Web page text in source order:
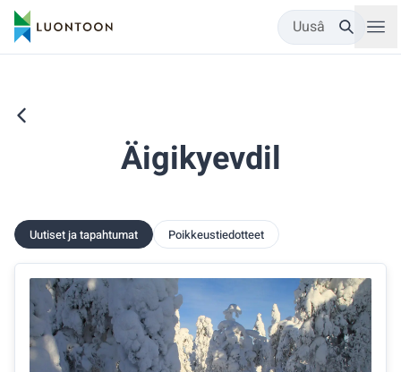
Uusâ
Äigikyevdil
Uutiset ja tapahtumat Poikkeustiedotteet